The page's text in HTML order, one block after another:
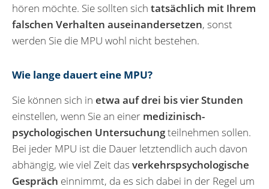
hören möchte. Sie sollten sich tatsächlich mit Ihrem
falschen Verhalten auseinandersetzen, sonst
werden Sie die MPU wohl nicht bestehen.
Wie lange dauert eine MPU?
Sie können sich in etwa auf drei bis vier Stunden
einstellen, wenn Sie an einer medizinisch-
psychologischen Untersuchungteilnehmen sollen.
Bei jeder MPU ist die Dauer letztendlich auch davon
abhängig, wie viel Zeit das verkehrspsychologische
Gespräch einnimmt, da es sich dabei in der Regel um